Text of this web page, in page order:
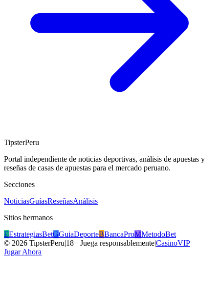
TipsterPeru
Portal independiente de noticias deportivas, análisis de apuestas y
reseñas de casas de apuestas para el mercado peruano.
Secciones
NoticiasGuíasReseñasAnálisis
Sitios hermanos
EEstrategiasBetGGuiaDeporteBBancaProMMetodoBet
© 2026 TipsterPeru|18+ Juega responsablemente|CasinoVIP
Jugar Ahora